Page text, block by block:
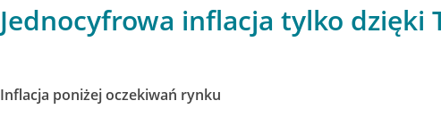
Jednocyfrowa inflacja tylko dzięki
Inflacja poniżej oczekiwań rynku